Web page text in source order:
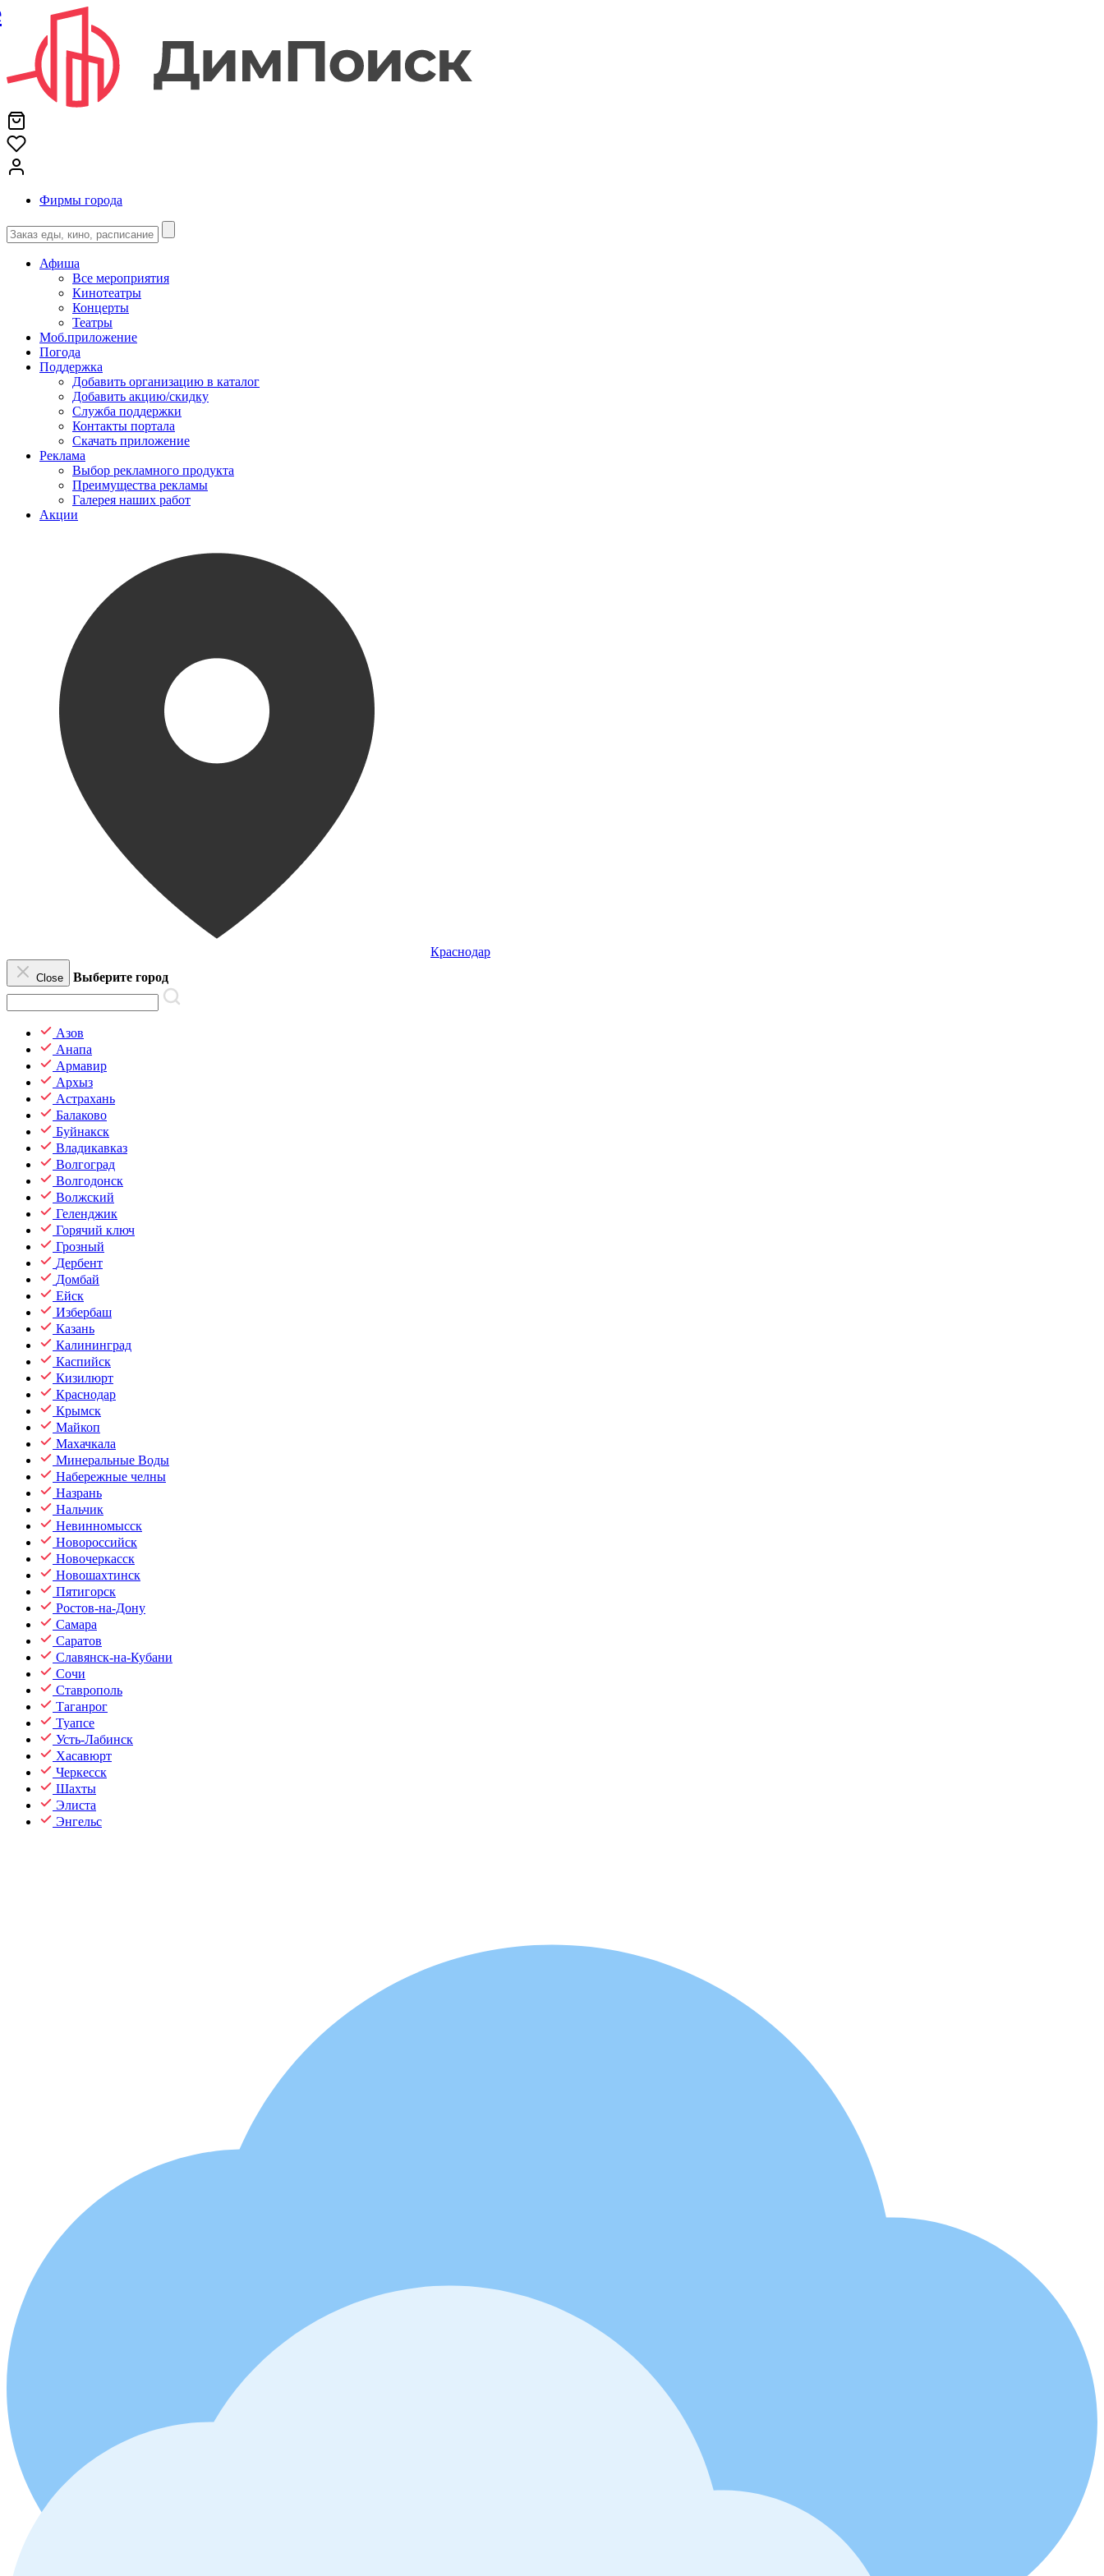
Фирмы города
Афиша
Все мероприятия
Кинотеатры
Концерты
Театры
Моб.приложение
Погода
Поддержка
Добавить организацию в каталог
Добавить акцию/скидку
Служба поддержки
Контакты портала
Скачать приложение
Реклама
Выбор рекламного продукта
Преимущества рекламы
Галерея наших работ
Акции
Краснодар
Close Выберите город
Азов
Анапа
Армавир
Архыз
Астрахань
Балаково
Буйнакск
Владикавказ
Волгоград
Волгодонск
Волжский
Геленджик
Горячий ключ
Грозный
Дербент
Домбай
Ейск
Избербаш
Казань
Калининград
Каспийск
Кизилюрт
Краснодар
Крымск
Майкоп
Махачкала
Минеральные Воды
Набережные челны
Назрань
Нальчик
Невинномысск
Новороссийск
Новочеркасск
Новошахтинск
Пятигорск
Ростов-на-Дону
Самара
Саратов
Славянск-на-Кубани
Сочи
Ставрополь
Таганрог
Туапсе
Усть-Лабинск
Хасавюрт
Черкесск
Шахты
Элиста
Энгельс